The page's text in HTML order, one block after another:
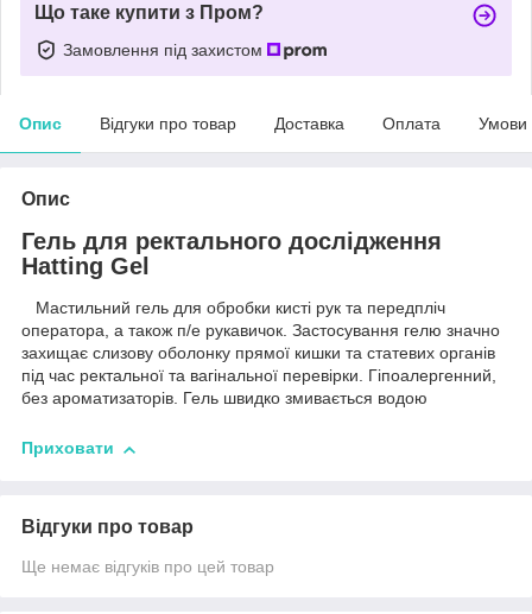
Що таке купити з Пром?
Замовлення під захистом
Опис Відгуки про товар Доставка Оплата Умови
Опис
Гель для ректального дослідження
Hatting Gel
Мастильний гель для обробки кисті рук та передпліч
оператора, а також п/е рукавичок. Застосування гелю значно
захищає слизову оболонку прямої кишки та статевих органів
під час ректальної та вагінальної перевірки. Гіпоалергенний,
без ароматизаторів. Гель швидко змивається водою
Приховати
Відгуки про товар
Ще немає відгуків про цей товар